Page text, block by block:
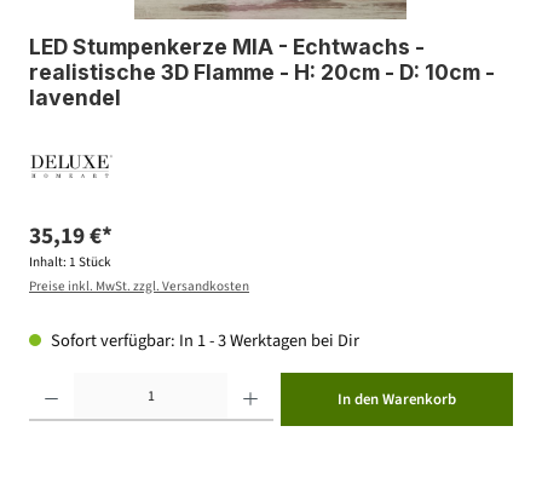
LED Stumpenkerze MIA - Echtwachs -
realistische 3D Flamme - H: 20cm - D: 10cm -
lavendel
35,19 €*
Inhalt: 1 Stück
Preise inkl. MwSt. zzgl. Versandkosten
Sofort verfügbar: In 1 - 3 Werktagen bei Dir
In den Warenkorb